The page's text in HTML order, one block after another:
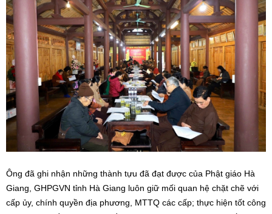
Ông đã ghi nhận những thành tựu đã đạt được của Phật giáo Hà
Giang, GHPGVN tỉnh Hà Giang luôn giữ mối quan hệ chặt chẽ với
cấp ủy, chính quyền địa phương, MTTQ các cấp; thực hiện tốt công